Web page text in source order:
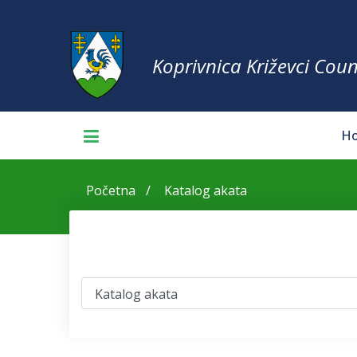
Koprivnica Križevci
Početna Katalog akata